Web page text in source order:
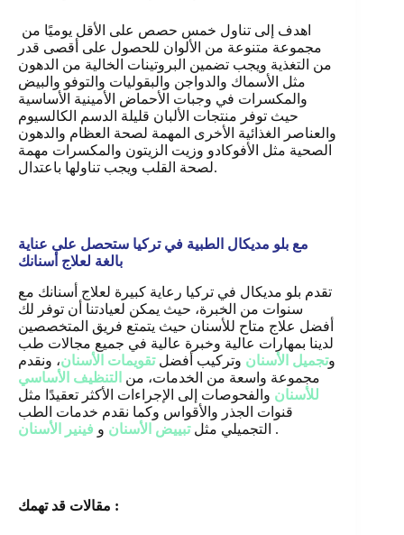
مجموعة متنوعة من الألوان للحصول على أقصى قدر
من التغذية ويجب تضمين البروتينات الخالية من الدهون
مثل الأسماك والدواجن والبقوليات والتوفو والبيض
والمكسرات في وجبات الأحماض الأمينية الأساسية
حيث توفر منتجات الألبان قليلة الدسم الكالسيوم
والعناصر الغذائية الأخرى المهمة لصحة العظام والدهون
الصحية مثل الأفوكادو وزيت الزيتون والمكسرات مهمة
لصحة القلب ويجب تناولها باعتدال.
مع بلو مديكال الطبية في تركيا ستحصل على عناية
بالغة لعلاج أسنانك
تقدم بلو مديكال في تركيا رعاية كبيرة لعلاج أسنانك مع
سنوات من الخبرة، حيث يمكن لعيادتنا أن توفر لك
أفضل علاج متاح للأسنان حيث يتمتع فريق المتخصصين
لدينا بمهارات عالية وخبرة عالية في جميع مجالات طب
وتجميل الأسنان وتركيب أفضل تقويمات الأسنان، ونقدم
مجموعة واسعة من الخدمات، من التنظيف الأساسي
للأسنان والفحوصات إلى الإجراءات الأكثر تعقيدًا مثل
قنوات الجذر والأقواس وكما نقدم خدمات الطب
التجميلي مثل تبييض الأسنان و فينير الأسنان .
مقالات قد تهمك :